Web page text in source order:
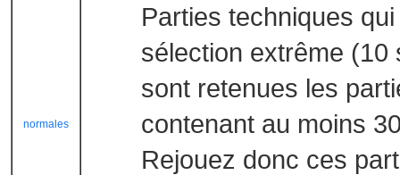
normales
Parties techniques
sélection extrême
sont retenues les
contenant au moins
Rejouez donc ces